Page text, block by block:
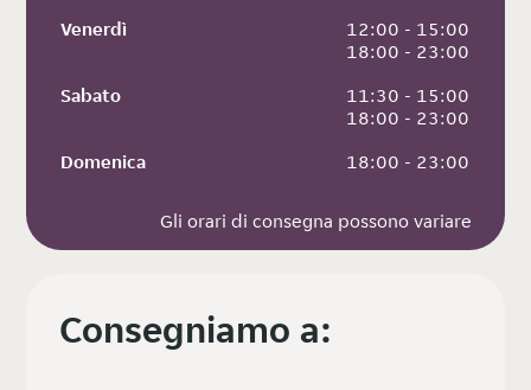
Venerdì
12:00 - 15:00
18:00 - 23:00
Sabato
11:30 - 15:00
18:00 - 23:00
Domenica
18:00 - 23:00
Gli orari di consegna possono variare
Consegniamo a: